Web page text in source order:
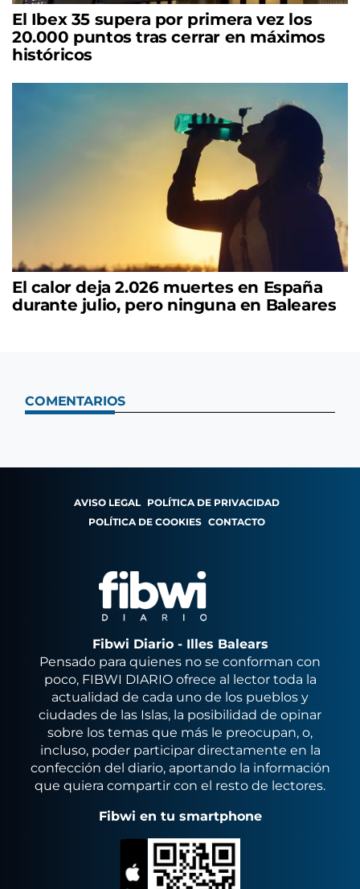
El Ibex 35 supera por primera vez los
20.000 puntos tras cerrar en máximos
históricos
El calor deja 2.026 muertes en España
durante julio, pero ninguna en Baleares
COMENTARIOS
AVISO LEGAL POLÍTICA DE PRIVACIDAD
POLÍTICA DE COOKIES CONTACTO
Fibwi Diario - Illes Balears
Pensado para quienes no se conforman con
poco, FIBWI DIARIO ofrece al lector toda la
actualidad de cada uno de los pueblos y
ciudades de las Islas, la posibilidad de opinar
sobre los temas que más le preocupan, o,
incluso, poder participar directamente en la
confección del diario, aportando la información
que quiera compartir con el resto de lectores.
Fibwi en tu smartphone